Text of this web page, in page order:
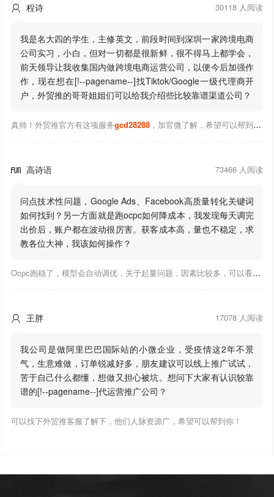
 程诗 30118 人阅读
我是名大四的学生，主修英文，前段时间到深圳一家跨境电商
公司实习，小白，但对一切都是很新鲜，很不得马上都学会，
前天领导让我收集国内做跨境电商运营公司，以便今后加强作
作，现在想在[!--pagename--]找Tiktok/Google一级代理商开
户，外贸推的哥哥姐姐们可以给我介绍些比较靠谱渠道公司？
真帅！外贸推官方有这项服务gcd28288，加官微了解，希望可以帮到你！
 高诗语 73466 人阅读
问点技术性问题，Google Ads、Facebook高质量转化关键词
如何找到？另一方面就是跑ocpc如何降成本，我发现每天调完
出价后，账户都在波动很厉害。获客成本高，量也不稳定，求
教各位大神，我该如何操作？
Ocpc跑稳了，模型会自动调优，关于起量问题，因素比较多，可以看下靠谱推大神出的干货文章，都是经验总结，应该可以找到对应解决。
 王胖 17078 人阅读
我公司是做阿里巴巴国际站的小微企业，受疫情这2年不景
气，生意难做，订单锐减好多，朋友建议可以线上推广试试，
苦于自己什么都懂，想做又担心被坑。想问下大家有认识较靠
谱的[!--pagename--]代运营推广公司？
可以找下外贸推客服了解下，他们人脉资源广，希望可以帮到你！